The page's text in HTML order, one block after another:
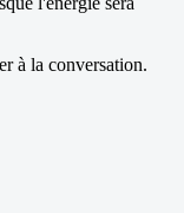
à la conversation.